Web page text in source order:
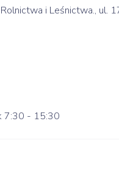
i Leśnictwa., ul.
7:30 - 15:30